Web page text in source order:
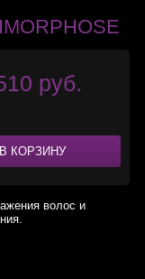
руб.
В КОРЗИНУ
волос и